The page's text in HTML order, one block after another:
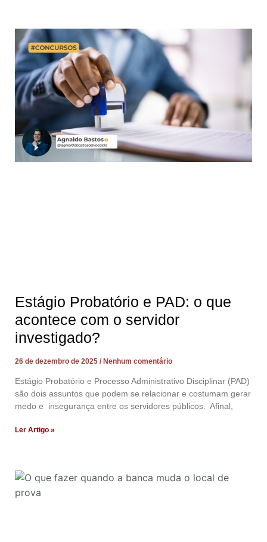
Estágio Probatório e PAD: o que
acontece com o servidor
investigado?
26 de dezembro de 2025 Nenhum comentário
Estágio Probatório e Processo Administrativo Disciplinar (PAD)
são dois assuntos que podem se relacionar e costumam gerar
medo e insegurança entre os servidores públicos. Afinal,
Ler Artigo »